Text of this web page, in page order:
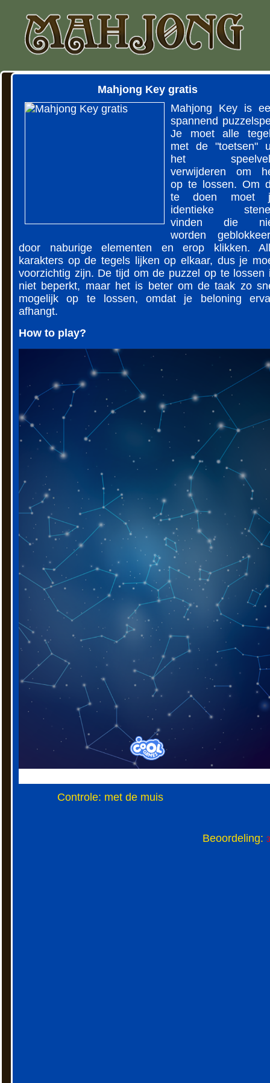
Mahjong Key gratis
Mahjong Key is
spannend
Je moet alle
met de "toetsen"
het
verwijderen om
op te lossen. Om
te doen moet
identieke
vinden die
worden
door naburige elementen en erop klikken.
karakters op de tegels lijken op elkaar, dus je
voorzichtig zijn. De tijd om de puzzel op te lossen
niet beperkt, maar het is beter om de taak zo
mogelijk op te lossen, omdat je beloning
afhangt.
How to play?
Controle: met de muis
Beoordeling: